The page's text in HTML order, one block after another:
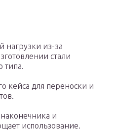
нагрузки из-за
стали
типа.
кейса для переноски и
и
использование.